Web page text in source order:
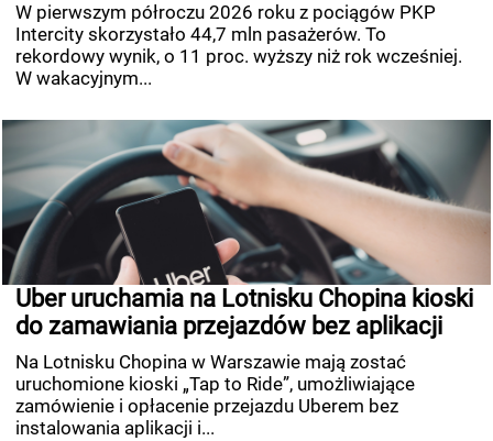
W pierwszym półroczu 2026 roku z pociągów PKP
Intercity skorzystało 44,7 mln pasażerów. To
rekordowy wynik, o 11 proc. wyższy niż rok wcześniej.
W wakacyjnym...
Uber uruchamia na Lotnisku Chopina kioski
do zamawiania przejazdów bez aplikacji
Na Lotnisku Chopina w Warszawie mają zostać
uruchomione kioski „Tap to Ride”, umożliwiające
zamówienie i opłacenie przejazdu Uberem bez
instalowania aplikacji i...